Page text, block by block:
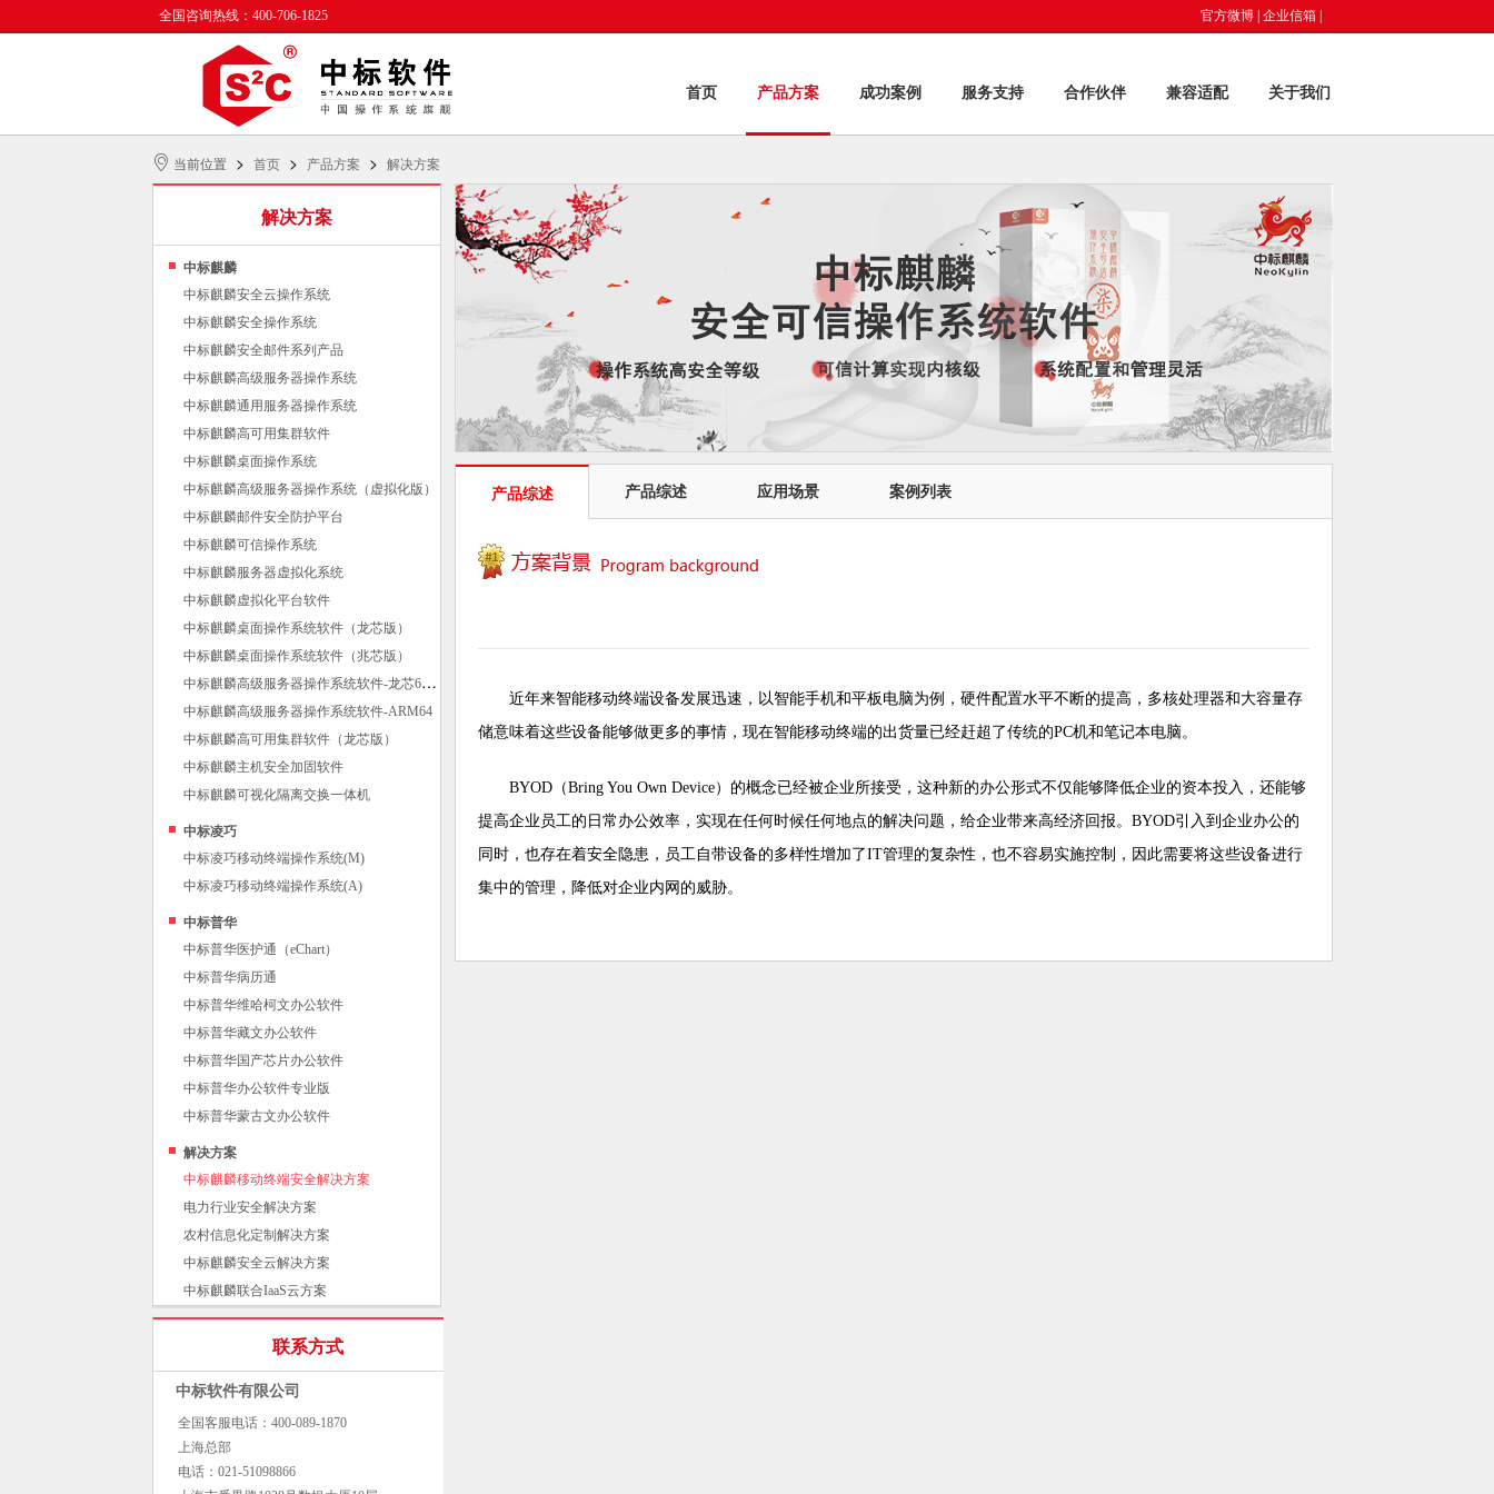
全国咨询热线：400-706-1825 官方微博 企业信箱
首页 产品方案 成功案例 服务支持 合作伙伴 兼容适配 关于我们
当前位置 > 首页 > 产品方案 > 解决方案
解决方案
中标麒麟
中标麒麟安全云操作系统
中标麒麟安全操作系统
中标麒麟安全邮件系列产品
中标麒麟高级服务器操作系统
中标麒麟通用服务器操作系统
中标麒麟高可用集群软件
中标麒麟桌面操作系统
中标麒麟高级服务器操作系统（虚拟化版）
中标麒麟邮件安全防护平台
中标麒麟可信操作系统
中标麒麟服务器虚拟化系统
中标麒麟虚拟化平台软件
中标麒麟桌面操作系统软件（龙芯版）
中标麒麟桌面操作系统软件（兆芯版）
中
标麒麟高级服务器操作系统软件-龙芯64位
中标麒麟高级服务器操作系统软件-ARM64
中标麒麟高可用集群软件（龙芯版）
中标麒麟主机安全加固软件
中标麒麟可视化隔离交换一体机
中标凌巧
中标凌巧移动终端操作系统(M)
中标凌巧移动终端操作系统(A)
中标普华
中标普华医护通（eChart）
中标普华病历通
中标普华维哈柯文办公软件
中标普华藏文办公软件
中标普华国产芯片办公软件
中标普华办公软件专业版
中标普华蒙古文办公软件
解决方案
中标麒麟移动终端安全解决方案
电力行业安全解决方案
农村信息化定制解决方案
中标麒麟安全云解决方案
中标麒麟联合IaaS云方案
联系方式
中标软件有限公司
全国客服电话：400-089-1870
上海总部
电话：021-51098866
产品综述 产品综述 应用场景 案例列表
近年来智能移动终端设备发展迅速，以智能手机和平板电脑为例，硬件配置水平不断的提高，多核处理器和大容量存
储意味着这些设备能够做更多的事情，现在智能移动终端的出货量已经赶超了传统的PC机和笔记本电脑。
BYOD（Bring You Own Device）的概念已经被企业所接受，这种新的办公形式不仅能够降低企业的资本投入，还能够
提高企业员工的日常办公效率，实现在任何时候任何地点的解决问题，给企业带来高经济回报。BYOD引入到企业办公的
同时，也存在着安全隐患，员工自带设备的多样性增加了IT管理的复杂性，也不容易实施控制，因此需要将这些设备进行
集中的管理，降低对企业内网的威胁。